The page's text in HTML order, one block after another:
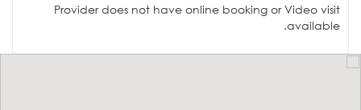
Provider does not have online booking or Video visit
available.